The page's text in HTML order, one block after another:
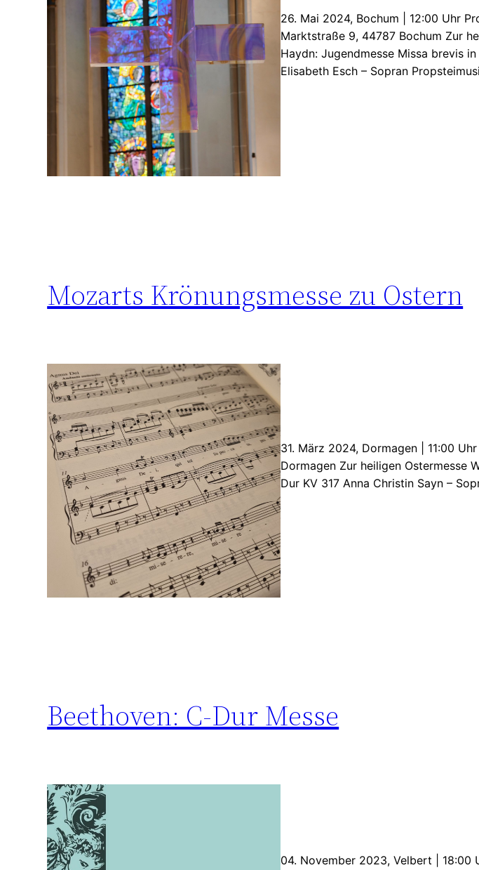
26. Mai 2024, Bochum | 12:00 Uhr
Marktstraße 9, 44787 Bochum Zur
Haydn: Jugendmesse Missa brevis
Elisabeth Esch – Sopran
Mozarts Krönungsmesse zu Ostern
31. März 2024, Dormagen | 11:00
Dormagen Zur heiligen Ostermesse
Dur KV 317 Anna Christin Sayn –
Beethoven: C-Dur Messe
04. November 2023, Velbert | 18:00